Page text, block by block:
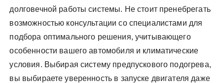
долговечной работы системы. Не стоит пренебрегать
возможностью консультации со специалистами для
подбора оптимального решения, учитывающего
особенности вашего автомобиля и климатические
условия. Выбирая систему предпускового подогрева,
вы выбираете уверенность в запуске двигателя даже